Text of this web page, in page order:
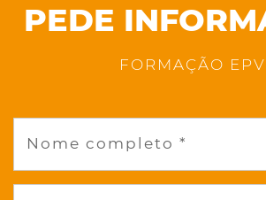
PEDE
FORMAÇÃO
Nome completo *